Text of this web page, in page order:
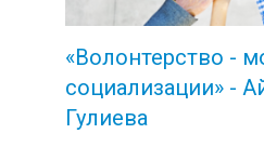
«Волонтерство -
социализации» -
Гулиева